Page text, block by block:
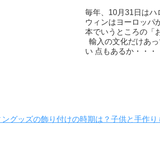
毎年、10月31日は
ウィンはヨーロッパ
本でいうところの「
輸入の文化だけあ
い 点もあるか・・・
ングッズの飾り付けの時期は？子供と手作